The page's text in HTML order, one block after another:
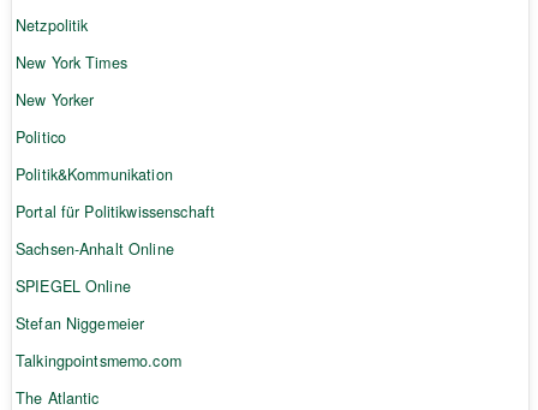
Netzpolitik
New York Times
New Yorker
Politico
Politik&Kommunikation
Portal für Politikwissenschaft
Sachsen-Anhalt Online
SPIEGEL Online
Stefan Niggemeier
Talkingpointsmemo.com
The Atlantic